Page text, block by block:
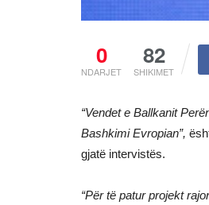
0
NDARJET
82
SHIKIMET
“Vendet e Ballkanit
Bashkimi Evropian”,
gjatë intervistës.
“Për të patur projekt